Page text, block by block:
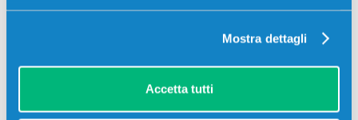
Mostra dettagli
Accetta tutti